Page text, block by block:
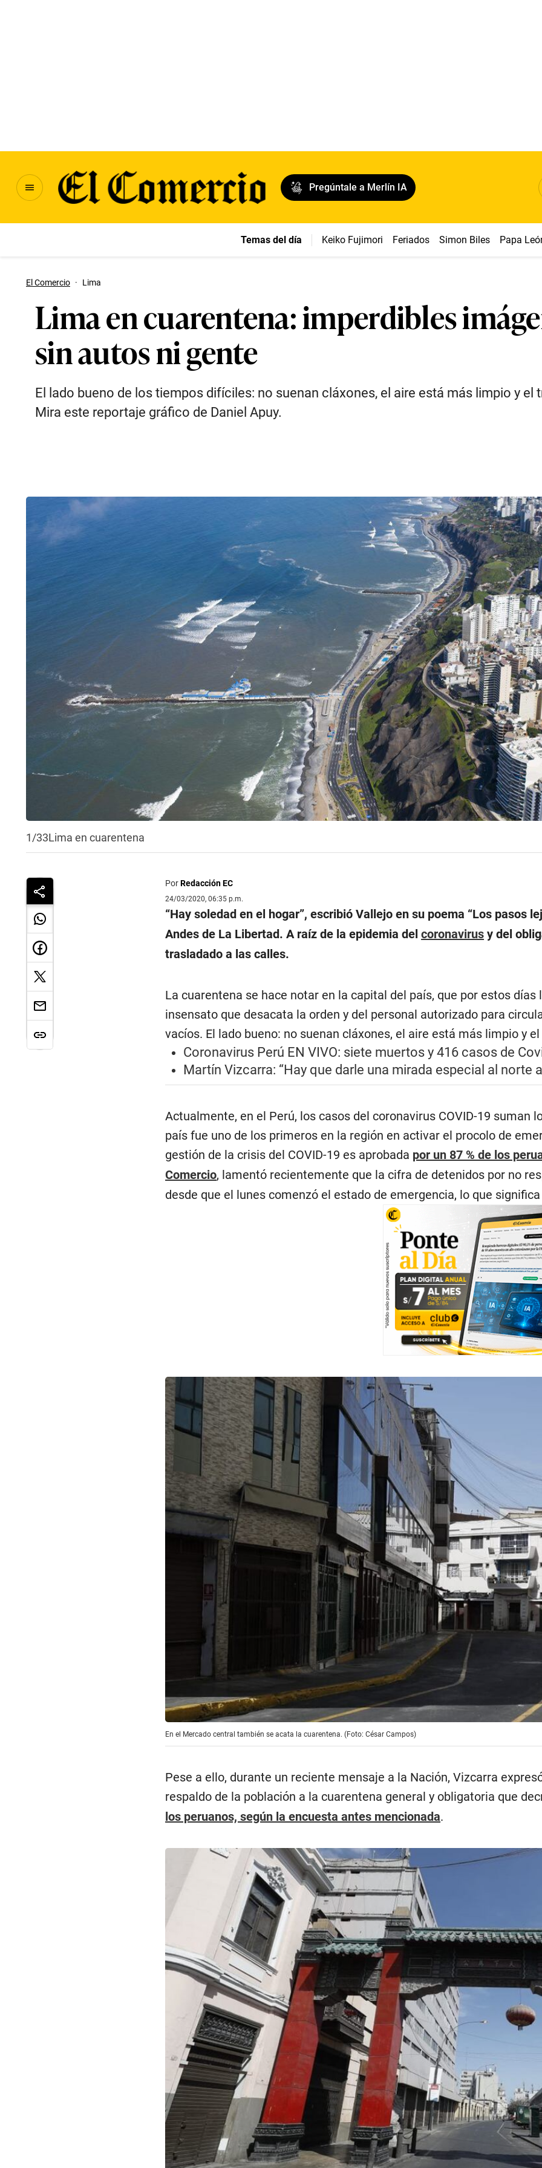
Pregúntale a Merlín IA
Temas del día Keiko Fujimori Feriados Simon Biles Papa
El Comercio · Lima
Lima en cuarentena: imperdibles
sin autos ni gente
El lado bueno de los tiempos difíciles: no suenan cláxones, el aire está más limpio y el
Mira este reportaje gráfico de Daniel Apuy.
1/33Lima en cuarentena
PorRedacción EC
24/03/2020, 06:35 p.m.
“Hay soledad en el hogar”, escribió Vallejo en su poema “Los pasos
Andes de La Libertad. A raíz de la epidemia delcoronavirus y del
trasladado a las calles.
La cuarentena se hace notar en la capital del país, que por estos
insensato que desacata la orden y del personal autorizado para
vacíos. El lado bueno: no suenan cláxones, el aire está más limpio y
Coronavirus Perú EN VIVO: siete muertos y 416 casos de
Martín Vizcarra: “Hay que darle una mirada especial al norte
Actualmente, en el Perú, los casos del coronavirus COVID-19 suman
país fue uno de los primeros en la región en activar el procolo de
gestión de la crisis del COVID-19 es aprobada por un 87 % de los
Comercio, lamentó recientemente que la cifra de detenidos por no
desde que el lunes comenzó el estado de emergencia, lo que
En el Mercado central también se acata la cuarentena. (Foto: César Campos)
Pese a ello, durante un reciente mensaje a la Nación, Vizcarra
respaldo de la población a la cuarentena general y obligatoria que
los peruanos, según la encuesta antes mencionada.